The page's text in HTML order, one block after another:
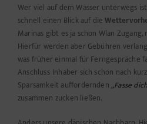
Wer viel auf dem Wasser unterwegs
schnell einen Blick auf die
Marinas gibt es ja schon Wlan
Hierfür werden aber Gebühren
was früher einmal für Ferngespräche
Anschluss-Inhaber sich schon nach
Sparsamkeit auffordernden„Fasse
zusammen zucken ließen.